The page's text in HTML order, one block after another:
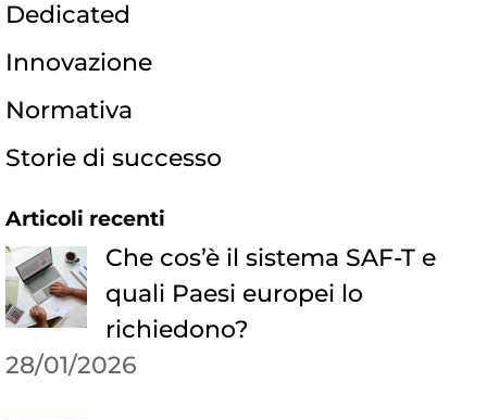
Dedicated
Innovazione
Normativa
Storie di successo
Articoli recenti
Che cos’è il sistema SAF-T e
quali Paesi europei lo
richiedono?
28/01/2026